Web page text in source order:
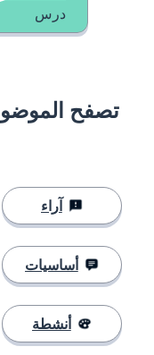
درس
تصفح
آراء
أساسيات
أنشطة